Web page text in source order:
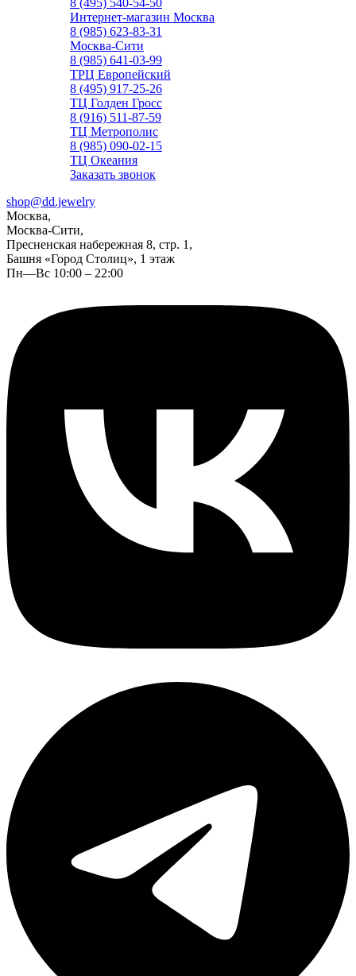
8 (495) 540-54-50
Интернет-магазин Москва
8 (985) 623-83-31
Москва-Сити
8 (985) 641-03-99
ТРЦ Европейский
8 (495) 917-25-26
ТЦ Голден Гросс
8 (916) 511-87-59
ТЦ Метрополис
8 (985) 090-02-15
ТЦ Океания
Заказать звонок
shop@dd.jewelry
Москва,
Москва-Сити,
Пресненская набережная 8, стр. 1,
Башня «Город Столиц», 1 этаж
Пн—Вс 10:00 – 22:00